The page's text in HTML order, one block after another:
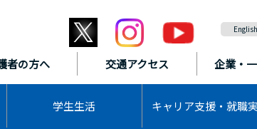
者の方へ 交通アクセス 企業・
学生生活 キャリア支援・ 就職
English